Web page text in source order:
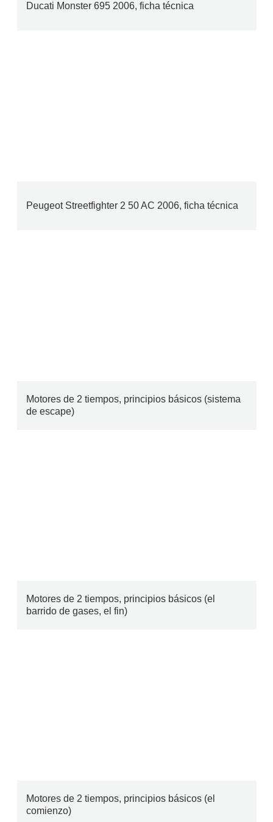
Ducati Monster 695 2006, ficha técnica
Peugeot Streetfighter 2 50 AC 2006, ficha técnica
Motores de 2 tiempos, principios básicos (sistema
de escape)
Motores de 2 tiempos, principios básicos (el
barrido de gases, el fin)
Motores de 2 tiempos, principios básicos (el
comienzo)